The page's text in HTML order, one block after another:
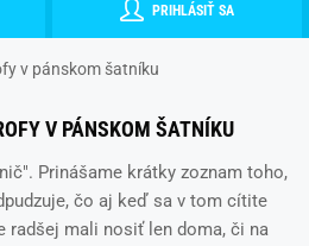
PRIHLÁSIŤ SA
v pánskom šatníku
V PÁNSKOM ŠATNÍKU
Prinášame krátky zoznam toho,
čo aj keď sa v tom cítite
radšej mali nosiť len doma, či na